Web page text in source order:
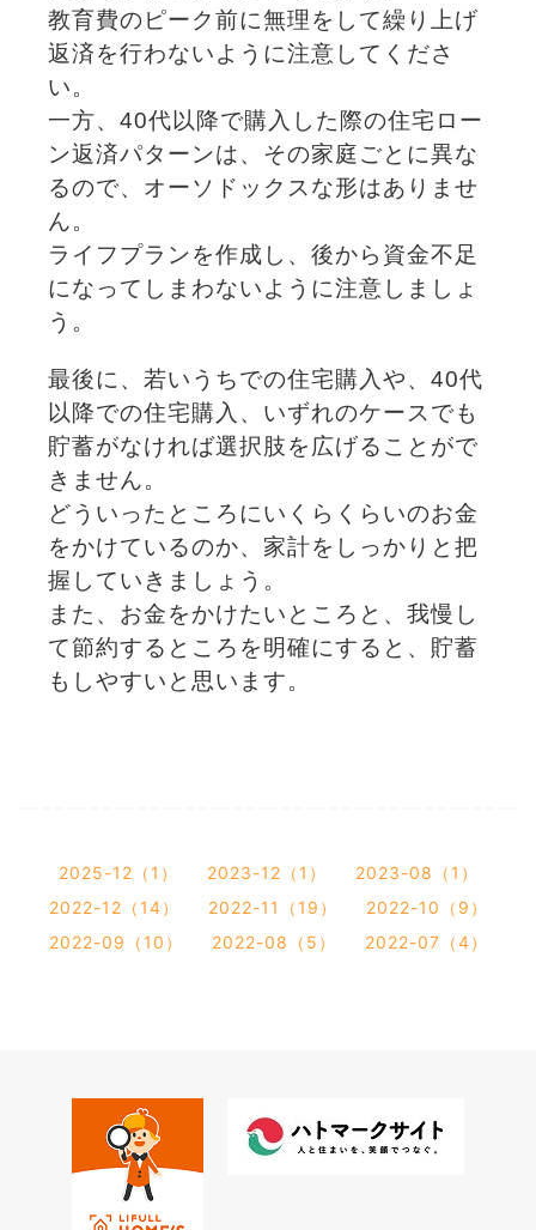
教育費のピーク前に無理をして繰り上げ
返済を行わないように注意してくださ
い。
一方、40代以降で購入した際の住宅ロー
ン返済パターンは、その家庭ごとに異な
るので、オーソドックスな形はありませ
ん。
ライフプランを作成し、後から資金不足
になってしまわないように注意しましょ
う。
最後に、若いうちでの住宅購入や、40代
以降での住宅購入、いずれのケースでも
貯蓄がなければ選択肢を広げることがで
きません。
どういったところにいくらくらいのお金
をかけているのか、家計をしっかりと把
握していきましょう。
また、お金をかけたいところと、我慢し
て節約するところを明確にすると、貯蓄
もしやすいと思います。
2025-12（1） 2023-12（1）
2023-08（1）
2022-12（14）
2022-11（19）
2022-10（9）
2022-09（10）
2022-08（5） 2022-07（4）